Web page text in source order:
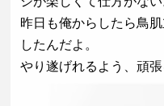
昨日も俺からしたら鳥
したんだよ。
やり遂げれるよう、頑張